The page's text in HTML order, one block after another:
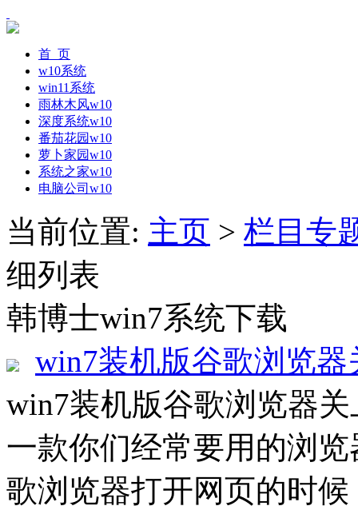
首 页
w10系统
win11系统
雨林木风w10
深度系统w10
番茄花园w10
萝卜家园w10
系统之家w10
电脑公司w10
当前位置: 主页 > 栏目专
细列表
韩博士win7系统下载
win7装机版谷歌浏览
win7装机版谷歌浏览器
一款你们经常要用的浏
歌浏览器打开网页的时